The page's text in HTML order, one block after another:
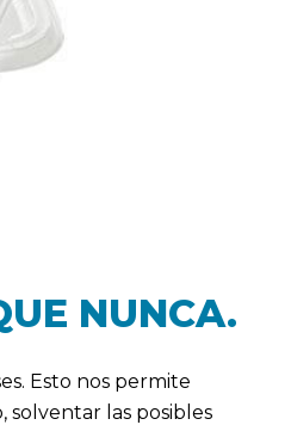
NUNCA.
Esto nos permite
solventar las posibles